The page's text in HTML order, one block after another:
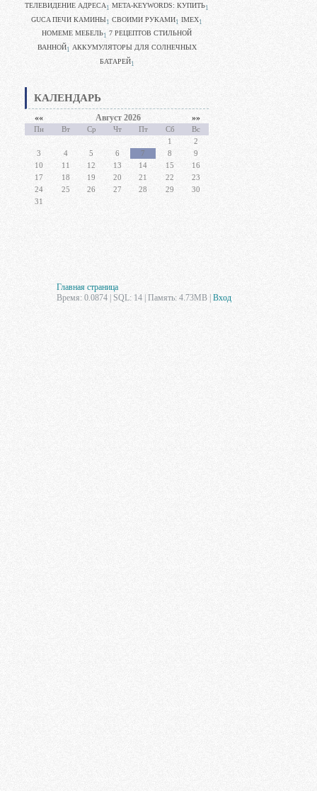
ТЕЛЕВИДЕНИЕ АДРЕСА 1 META-KEYWORDS: КУПИТЬ1
GUCA ПЕЧИ КАМИНЫ1 CВОИМИ РУКАМИ1 IMEX1
HOMEME МЕБЕЛЬ1 7 РЕЦЕПТОВ СТИЛЬНОЙ
ВАННОЙ1 АККУМУЛЯТОРЫ ДЛЯ СОЛНЕЧНЫХ
БАТАРЕЙ1
КАЛЕНДАРЬ
«« Август 2026 »»
Пн Вт Ср Чт Пт Сб
Вс
1
2
3
4 5 6 7 8
9
10
11 12 13 14 15
16
17
18 19 20 21 22
23
24
25 26 27 28 29
30
31
Главная страница
Время: 0.0874 | SQL: 14 | Память: 4.73MB Вход